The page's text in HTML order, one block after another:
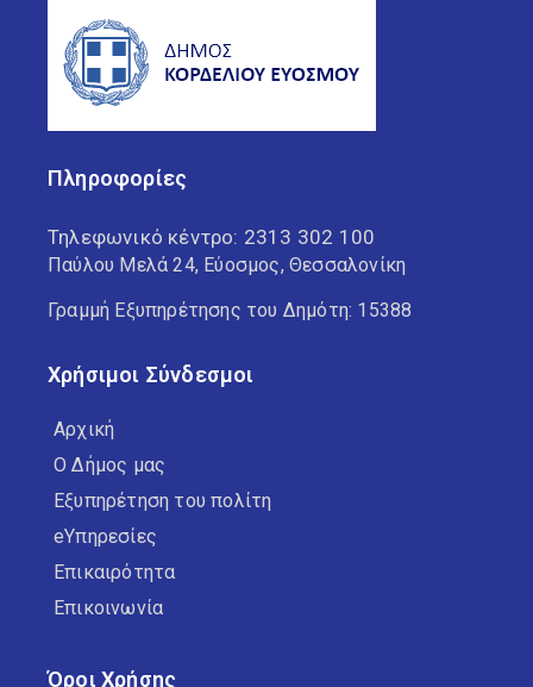
Πληροφορίες
Τηλεφωνικό κέντρο: 2313 302 100
Παύλου Μελά 24, Εύοσμος, Θεσσαλονίκη
Γραμμή Εξυπηρέτησης του Δημότη: 15388
Χρήσιμοι Σύνδεσμοι
Αρχική
Ο Δήμος μας
Εξυπηρέτηση του πολίτη
eΥπηρεσίες
Επικαιρότητα
Επικοινωνία
Όροι Χρήσης